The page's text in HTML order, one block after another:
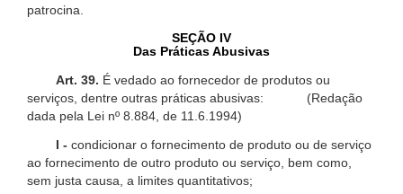
patrocina.
SEÇÃO IV
Das Práticas Abusivas
Art. 39. É vedado ao fornecedor de produtos ou
serviços, dentre outras práticas abusivas: (Redação
dada pela Lei nº 8.884, de 11.6.1994)
I - condicionar o fornecimento de produto ou de serviço
ao fornecimento de outro produto ou serviço, bem como,
sem justa causa, a limites quantitativos;